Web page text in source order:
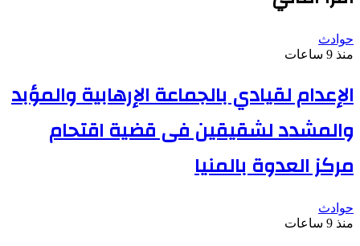
حوادث
منذ 9 ساعات
الإعدام لقيادي بالجماعة الإرهابية والمؤبد
والمشدد لشقيقين فى قضية اقتحام
مركز العدوة بالمنيا
حوادث
منذ 9 ساعات